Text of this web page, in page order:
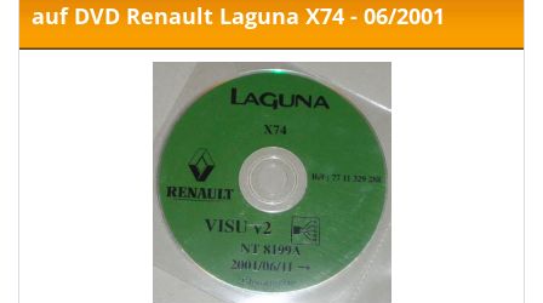
auf DVD Renault Laguna X74 - 06/2001